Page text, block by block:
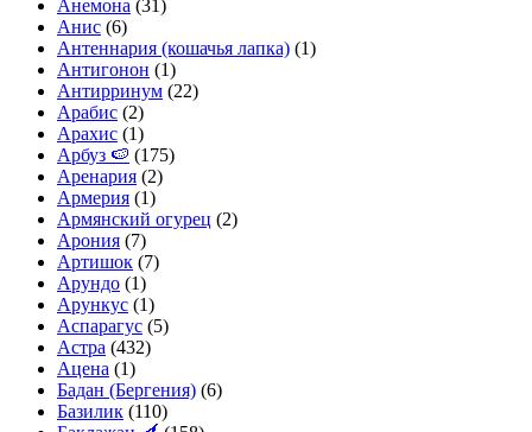
Анемона (31)
Анис (6)
Антеннария (кошачья лапка) (1)
Антигонон (1)
Антирринум (22)
Арабис (2)
Арахис (1)
Арбуз 🍉 (175)
Аренария (2)
Армерия (1)
Армянский огурец (2)
Арония (7)
Артишок (7)
Арундо (1)
Арункус (1)
Аспарагус (5)
Астра (432)
Ацена (1)
Бадан (Бергения) (6)
Базилик (110)